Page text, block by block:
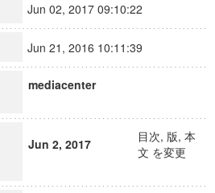
Jun 02, 2017 09:10:22
Jun 21, 2016 10:11:39
mediacenter
Jun 2, 2017
目次, 版, 本
文 を変更